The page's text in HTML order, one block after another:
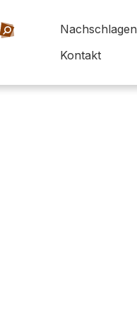
Nachschlagen
Kontakt